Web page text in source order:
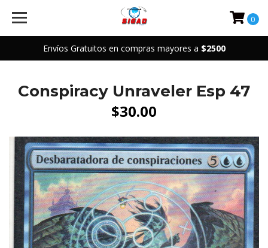
Envíos Gratuitos en compras mayores a $2500
0
Conspiracy Unraveler Esp 47
$30.00